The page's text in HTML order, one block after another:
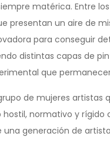
matérica. Entre
presentan un aire de
para conseguir
distintas capas de
que
de mujeres
normativo y
generación de